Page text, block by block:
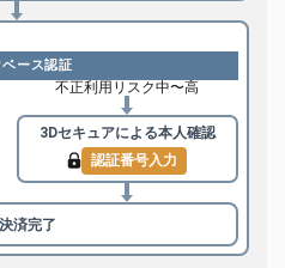
ベース認証
不正利用リスク中〜高
3Dセキュアによる本人確認
認証番号入力
決済完了